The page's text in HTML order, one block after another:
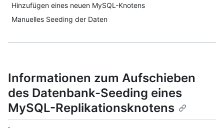
Hinzufügen eines neuen MySQL-Knotens
Manuelles Seeding der Daten
Informationen zum Aufschieben
des Datenbank-Seeding eines
MySQL-Replikationsknotens